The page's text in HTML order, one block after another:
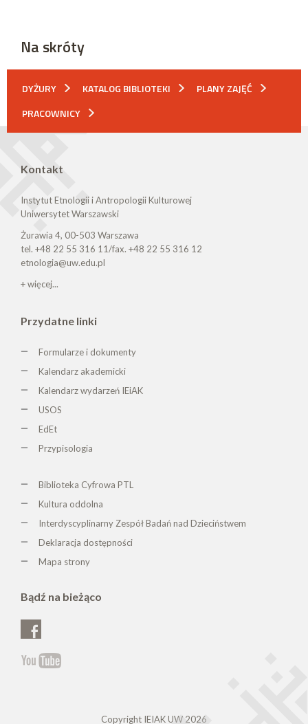
Na skróty
DYŻURY KATALOG BIBLIOTEKI
PLANY ZAJĘĆ
PRACOWNICY
Kontakt
Instytut Etnologii i Antropologii Kulturowej
Uniwersytet Warszawski
Żurawia 4, 00-503 Warszawa
tel. +48 22 55 316 11/fax. +48 22 55 316 12
etnologia@uw.edu.pl
+ więcej...
Przydatne linki
Formularze i dokumenty
Kalendarz akademicki
Kalendarz wydarzeń IEiAK
USOS
EdEt
Przypisologia
Biblioteka Cyfrowa PTL
Kultura oddolna
Interdyscyplinarny Zespół Badań nad Dzieciństwem
Deklaracja dostępności
Mapa strony
Bądź na bieżąco
Copyright IEIAK UW 2026